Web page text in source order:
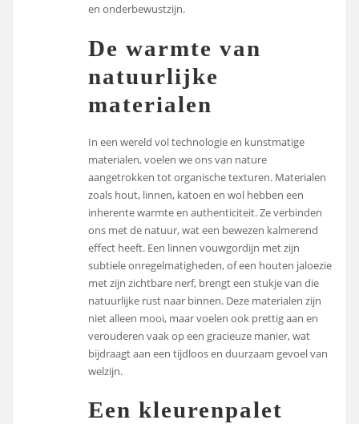
en onderbewustzijn.
De warmte van
natuurlijke
materialen
In een wereld vol technologie en kunstmatige
materialen, voelen we ons van nature
aangetrokken tot organische texturen. Materialen
zoals hout, linnen, katoen en wol hebben een
inherente warmte en authenticiteit. Ze verbinden
ons met de natuur, wat een bewezen kalmerend
effect heeft. Een linnen vouwgordijn met zijn
subtiele onregelmatigheden, of een houten jaloezie
met zijn zichtbare nerf, brengt een stukje van die
natuurlijke rust naar binnen. Deze materialen zijn
niet alleen mooi, maar voelen ook prettig aan en
verouderen vaak op een gracieuze manier, wat
bijdraagt aan een tijdloos en duurzaam gevoel van
welzijn.
Een kleurenpalet